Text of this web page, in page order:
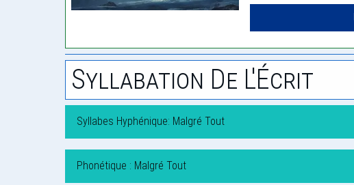
Syllabation De L'Écrit
Syllabes Hyphénique: Malgré Tout
Phonétique : Malgré Tout